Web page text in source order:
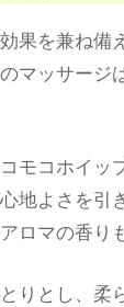
果を兼ね
マッサー
コホイ
地よさを
マの香り
りとし、